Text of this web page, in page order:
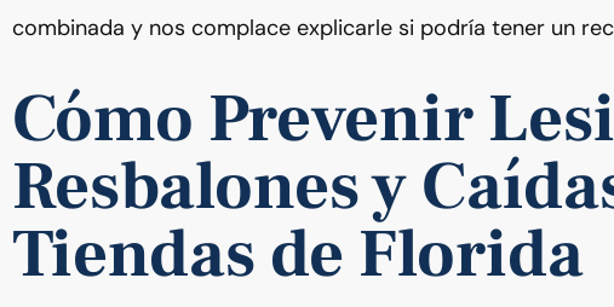
combinada y nos complace explicarle si podría tener un
Cómo Prevenir
Resbalones y
Tiendas de Florida